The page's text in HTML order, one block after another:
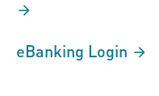
eBanking Login